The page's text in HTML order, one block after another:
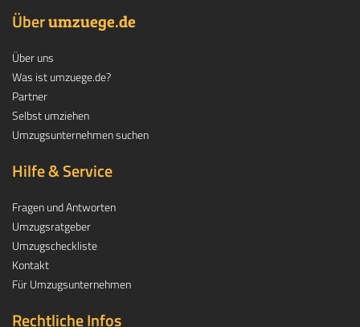
Überumzuege.de
Über uns
Was ist umzuege.de?
Partner
Selbst umziehen
Umzugsunternehmen suchen
Hilfe & Service
Fragen und Antworten
Umzugsratgeber
Umzugscheckliste
Kontakt
Für Umzugsunternehmen
Rechtliche Infos